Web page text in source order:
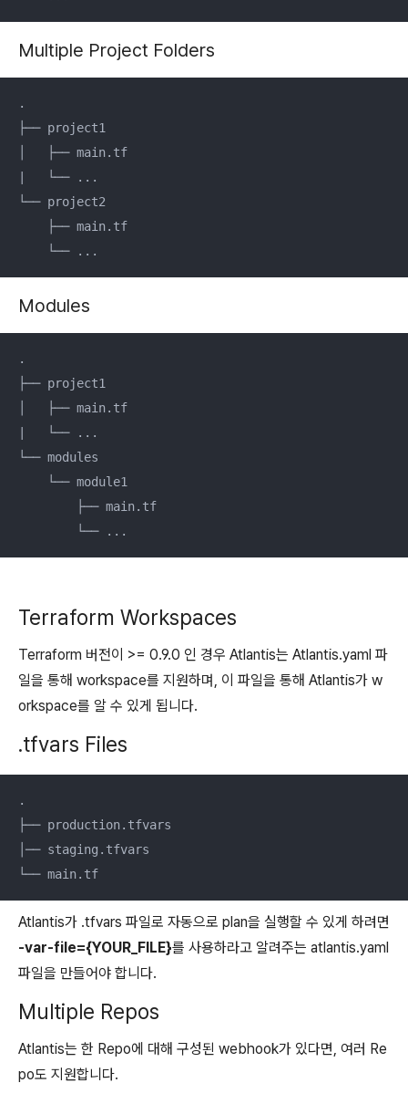
Multiple Project Folders
.
├── project1
│   ├── main.tf
|   └── ...
└── project2
├── main.tf
    └── ...
Modules
.
├── project1
│   ├── main.tf
|   └── ...
└── modules
└── module1
├── main.tf
        └── ...
Terraform Workspaces
Terraform 버전이 >= 0.9.0 인 경우 Atlantis는 Atlantis.yaml 파
일을 통해 workspace를 지원하며, 이 파일을 통해 Atlantis가 w
orkspace를 알 수 있게 됩니다.
.tfvars Files
.
├── production.tfvars
│── staging.tfvars
└── main.tf
Atlantis가 .tfvars 파일로 자동으로 plan을 실행할 수 있게 하려면
-var-file={YOUR_FILE}를 사용하라고 알려주는 atlantis.yaml
파일을 만들어야 합니다.
Multiple Repos
Atlantis는 한 Repo에 대해 구성된 webhook가 있다면, 여러 Re
po도 지원합니다.